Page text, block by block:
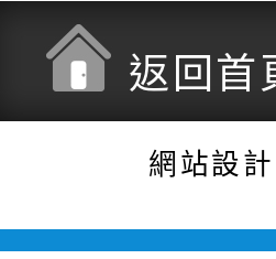
返回首
網站設